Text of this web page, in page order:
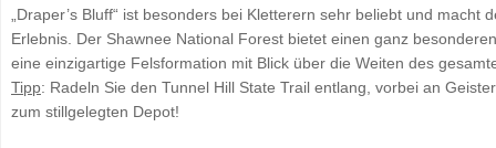
„Draper’s Bluff“ ist besonders bei Kletterern sehr beliebt und
Erlebnis. Der Shawnee National Forest bietet einen ganz
eine einzigartige Felsformation mit Blick über die Weiten des
Tipp: Radeln Sie den Tunnel Hill State Trail entlang, vorbei an
zum stillgelegten Depot!